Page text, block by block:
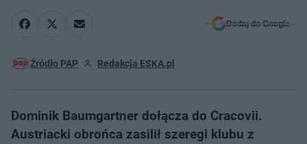
Dodaj do Google
Źródło PAP Redakcja ESKA.pl
Dominik Baumgartner dołącza do Cracovii.
Austriacki obrońca zasilił szeregi klubu z